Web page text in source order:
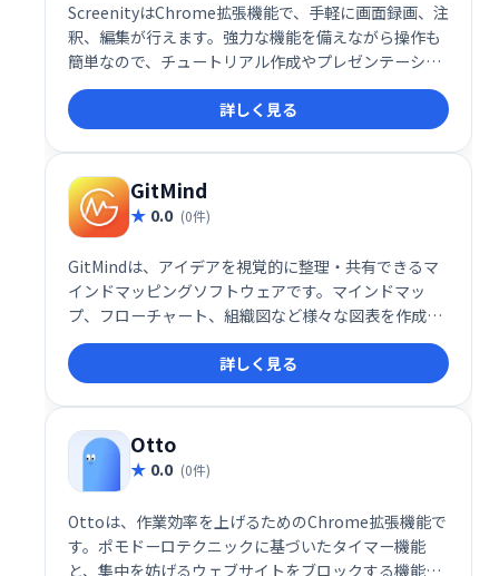
ScreenityはChrome拡張機能で、手軽に画面録画、注
釈、編集が行えます。強力な機能を備えながら操作も
簡単なので、チュートリアル作成やプレゼンテーショ
ン、学習記録などに最適です。Chromeユーザー必携
のスクリーンレコーダーとして、効率的な動画制作を
サポートします。
詳しく見る
GitMind
0.0 (0件)
GitMindは、アイデアを視覚的に整理・共有できるマ
インドマッピングソフトウェアです。マインドマッ
プ、フローチャート、組織図など様々な図表を作成で
き、思考の整理やチームでのブレインストーミングに
最適
詳しく見る
Otto
0.0 (0件)
Ottoは、作業効率を上げるためのChrome拡張機能で
す。ポモドーロテクニックに基づいたタイマー機能
と、集中を妨げるウェブサイトをブロックする機能を